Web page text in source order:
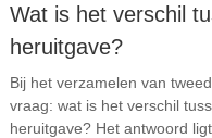
Wat is het verschil
heruitgave?
Bij het verzamelen van
vraag: wat is het verschil
heruitgave? Het antwoord